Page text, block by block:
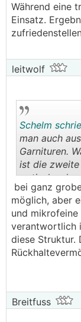
Während eine
Einsatz.
leitwolf
Schelm
man auch
Garnituren.
ist die zweite
optisch sehr
bei ganz
möglich, aber
und
verantwortlich
diese Struktur.
Breitfuss